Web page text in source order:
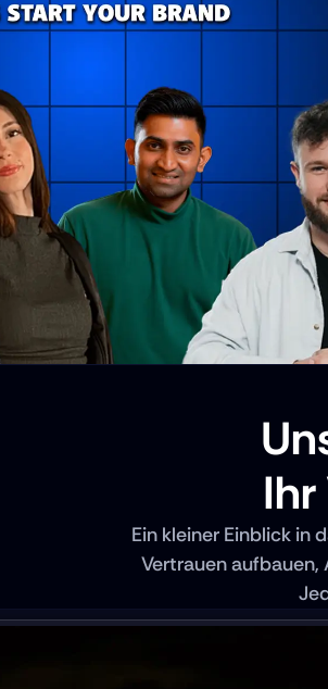
Ein kleiner Einblick in
Vertrauen aufbauen,